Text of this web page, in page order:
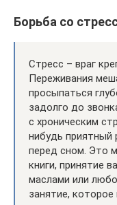
Борьба со
Стресс – враг
Переживания
просыпаться
задолго до
с хроническим
нибудь приятный
перед сном. Это
книги, принятие
маслами или
занятие, которое